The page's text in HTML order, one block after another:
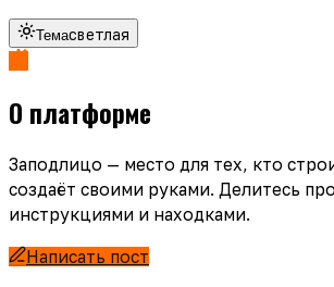
Темасветлая
О платформе
Заподлицо — место для тех, кто
создаёт своими руками. Делитесь
инструкциями и находками.
Написать пост